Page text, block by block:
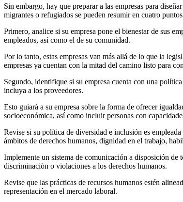
Sin embargo, hay que preparar a las empresas para
migrantes o refugiados se pueden resumir en cuatro
Primero, analice si su empresa pone el bienestar de sus
empleados, así como el de su comunidad.
Por lo tanto, estas empresas van más allá de lo que la
empresas ya cuentan con la mitad del camino listo para
Segundo, identifique si su empresa cuenta con una
incluya a los proveedores.
Esto guiará a su empresa sobre la forma de ofrecer
socioeconómica, así como incluir personas con
Revise si su política de diversidad e inclusión es
ámbitos de derechos humanos, dignidad en el trabajo,
Implemente un sistema de comunicación a disposición
discriminación o violaciones a los derechos humanos.
Revise que las prácticas de recursos humanos estén
representación en el mercado laboral.